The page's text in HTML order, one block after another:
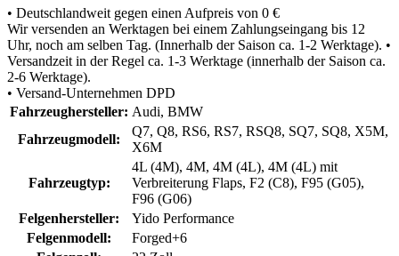
• Deutschlandweit gegen einen Aufpreis von 0 €
Wir versenden an Werktagen bei einem Zahlungseingang bis 12
Uhr, noch am selben Tag. (Innerhalb der Saison ca. 1-2 Werktage). •
Versandzeit in der Regel ca. 1-3 Werktage (innerhalb der Saison ca.
2-6 Werktage).
• Versand-Unternehmen DPD
Fahrzeughersteller: Audi, BMW
Fahrzeugmodell:
Q7, Q8, RS6, RS7, RSQ8, SQ7, SQ8, X5M,
X6M
Fahrzeugtyp:
4L (4M), 4M, 4M (4L), 4M (4L) mit
Verbreiterung Flaps, F2 (C8), F95 (G05),
F96 (G06)
Felgenhersteller:
Yido Performance
Felgenmodell:
Forged+6